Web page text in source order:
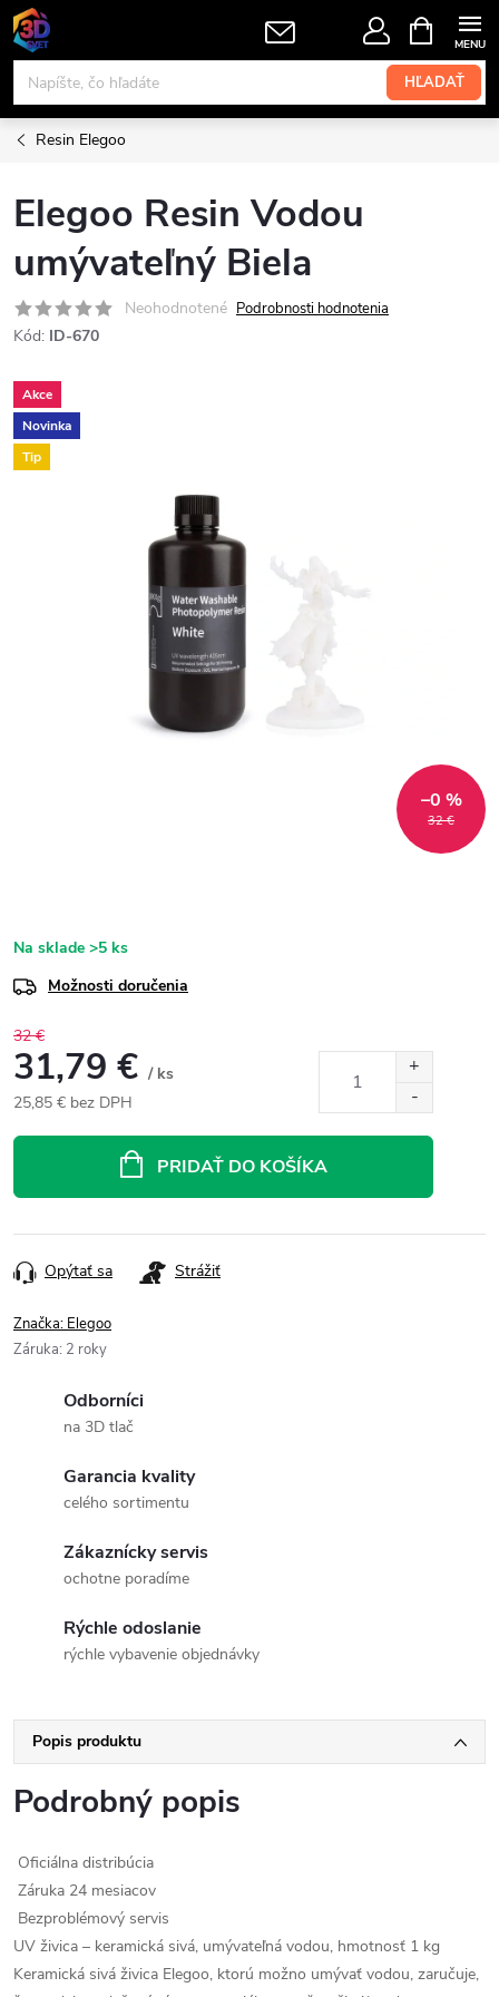
Prejsť
na
obsah
HĽADAŤ
KOŠÍK
Resin Elegoo
Elegoo Resin Vodou
umývateľný Biela
Neohodnotené Podrobnosti hodnotenia
Kód: ID-670
Akce
Novinka
Tip
32 €
–0 %
Na sklade >5 ks
Možnosti doručenia
32 €
31,79 € / ks
25,85 € bez DPH
PRIDAŤ DO KOŠÍKA
Opýtať sa Strážiť
Značka: Elegoo
Záruka: 2 roky
Odborníci
na 3D tlač
Garancia kvality
celého sortimentu
Zákaznícky servis
ochotne poradíme
Rýchle odoslanie
rýchle vybavenie objednávky
Popis produktu
Podrobný popis
Oficiálna distribúcia
Záruka 24 mesiacov
Bezproblémový servis
UV živica – keramická sivá, umývateľná vodou, hmotnosť 1 kg
Keramická sivá živica Elegoo, ktorú možno umývať vodou, zaručuje,